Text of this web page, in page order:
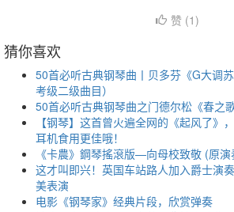
赞 (1)
猜你喜欢
50首必听古典钢琴曲丨贝多芬《G大调
考级二级曲目）
50首必听古典钢琴曲之门德尔松《春之歌
【钢琴】这首曾火遍全网的《起风了》
耳机食用更佳哦！
《卡農》鋼琴搖滾版—向母校致敬 (原演
这才叫即兴！英国车站路人加入爵士演
美表演
电影《钢琴家》经典片段，欣赏弹奏